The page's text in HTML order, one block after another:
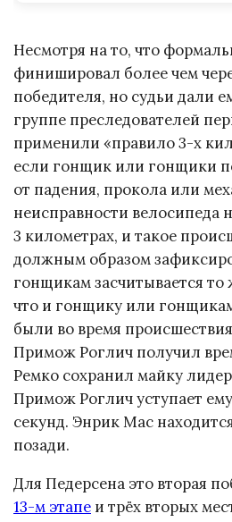
Несмотря на то, что
финишировал более чем
победителя, но судьи дали
группе преследователей
применили «правило 3-х
если гонщик или гонщики
от падения, прокола или
неисправности велосипеда
3 километрах, и такое
должным образом
гонщикам засчитывается
что и гонщику или
были во время
Примож Роглич получил
Ремко сохранил майку
Примож Роглич уступает
секунд. Энрик Мас
позади.
Для Педерсена это вторая
13-м этапе и трёх вторых